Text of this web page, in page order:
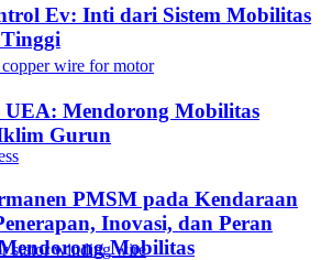
Ev: Inti dari Sistem Mobilitas
Mendorong Mobilitas
Gurun​
PMSM pada Kendaraan
Inovasi, dan Peran
Mobilitas